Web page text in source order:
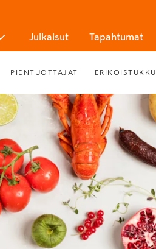
Julkaisut Tapahtumat
PIENTUOTTAJAT ERIKOISTUKKU